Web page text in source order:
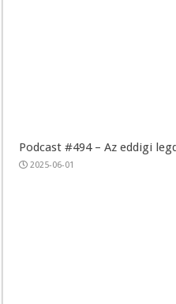
Podcast #494 – Az eddigi
2025-06-01